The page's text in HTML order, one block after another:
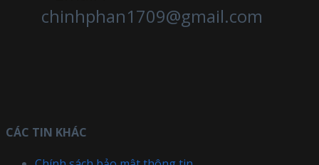
chinhphan1709@gmail.com
CÁC TIN KHÁC